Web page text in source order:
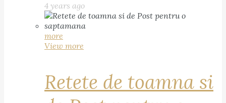
4 years ago
more
View more
Retete de toamna si